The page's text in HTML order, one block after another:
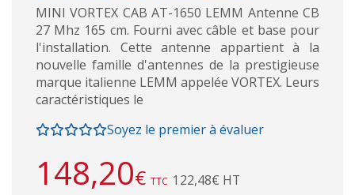
MINI VORTEX CAB AT-1650 LEMM Antenne CB
27 Mhz 165 cm. Fourni avec câble et base pour
l'installation. Cette antenne appartient à la
nouvelle famille d'antennes de la prestigieuse
marque italienne LEMM appelée VORTEX. Leurs
caractéristiques le
Soyez le premier à évaluer
148,20€ TTC 122,48€ HT